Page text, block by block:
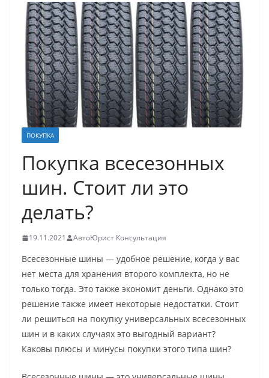
ПОКУПКА
Покупка всесезонных
шин. Стоит ли это
делать?
19.11.2021 АвтоЮрист Консультация
Всесезонные шины — удобное решение, когда у вас
нет места для хранения второго комплекта, но не
только тогда. Это также экономит деньги. Однако это
решение также имеет некоторые недостатки. Стоит
ли решиться на покупку универсальных всесезонных
шин и в каких случаях это выгодный вариант?
Каковы плюсы и минусы покупки этого типа шин?